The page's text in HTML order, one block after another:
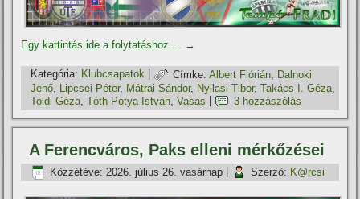
Egy kattintás ide a folytatáshoz.... →
Kategória: Klubcsapatok | Címke: Albert Flórián
Dalnoki
Jenő, Lipcsei Péter, Mátrai Sándor, Nyilasi Tibor,Takács I. Géza,
Toldi Géza ,Tóth-Potya István ,Vasas 3 hozzászólás
A Ferencváros, Paks elleni mérkőzései
Közzétéve: 2026. július 26. vasárnap Szerző: K@rcsi